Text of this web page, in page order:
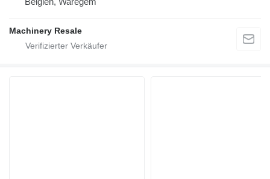
Machinery Resale